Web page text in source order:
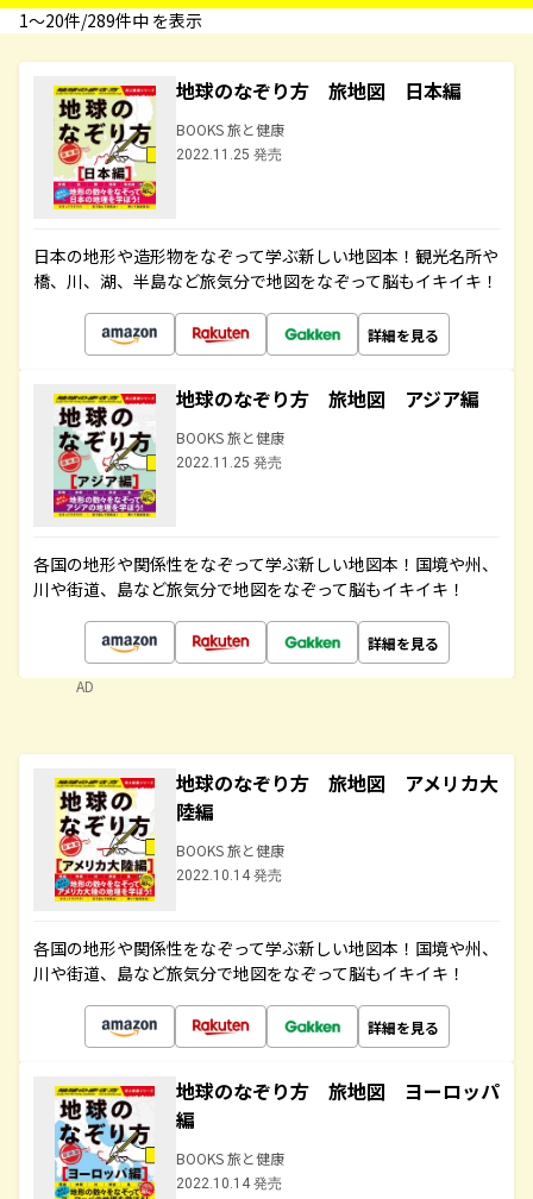
1〜20件/289件中 を表示
地球のなぞり方 旅地図 日本編
BOOKS 旅と健康
2022.11.25 発売
日本の地形や造形物をなぞって学ぶ新しい地図本！観光名所や
橋、川、湖、半島など旅気分で地図をなぞって脳もイキイキ！
詳細を見る
地球のなぞり方 旅地図 アジア編
BOOKS 旅と健康
2022.11.25 発売
各国の地形や関係性をなぞって学ぶ新しい地図本！国境や州、
川や街道、島など旅気分で地図をなぞって脳もイキイキ！
詳細を見る
AD
地球のなぞり方 旅地図 アメリカ大
陸編
BOOKS 旅と健康
2022.10.14 発売
各国の地形や関係性をなぞって学ぶ新しい地図本！国境や州、
川や街道、島など旅気分で地図をなぞって脳もイキイキ！
詳細を見る
地球のなぞり方 旅地図 ヨーロッパ
編
BOOKS 旅と健康
2022.10.14 発売